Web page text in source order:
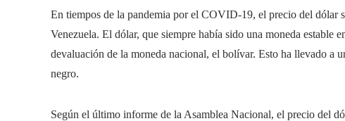
En tiempos de la pandemia por el COVID-19, el precio del dólar
Venezuela. El dólar, que siempre había sido una moneda estable
devaluación de la moneda nacional, el bolívar. Esto ha llevado a
negro.
Según el último informe de la Asamblea Nacional, el precio del